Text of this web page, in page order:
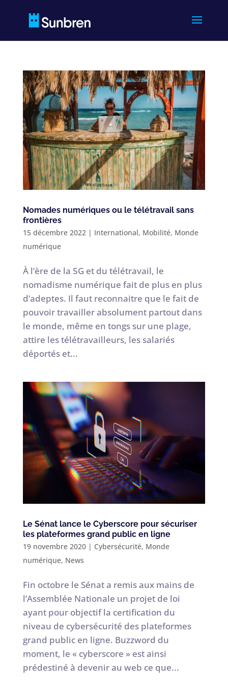
Nomades numériques ou le télétravail sans
frontières
15 décembre 2022| International, Mobilité, Monde
numérique
À l’ère de la 5G et du télétravail, le
nomadisme numérique fait de plus en plus
d’adeptes. Il faut reconnaitre que le fait de
pouvoir travailler absolument partout dans
le monde, même en tongs sur une plage,
attire les télétravailleurs, les salariés
déportés et...
Le Sénat lance le Cyberscore pour sécuriser
les plateformes grand public en ligne
19 novembre 2020| Cybersécurité, Monde
numérique, News
Fin octobre le Sénat a remis aux mains de
l’Assemblée Nationale un projet de loi
ayant pour objectif la certification du
niveau de cybersécurité des plateformes
grand public en ligne. Buzzword du
moment, le « cyberscore » est ainsi
prédestiné à devenir au web ce que...